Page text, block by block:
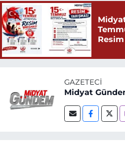
Resim
GAZETECI
Midyat